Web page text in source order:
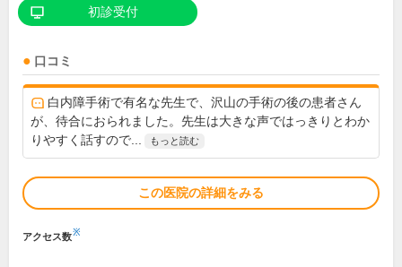
初診受付
口コミ
白内障手術で有名な先生で、沢山の手術の後の患者さん
が、待合におられました。先生は大きな声ではっきりとわか
りやすく話すので...
もっと読む
この医院の詳細をみる
アクセス数※